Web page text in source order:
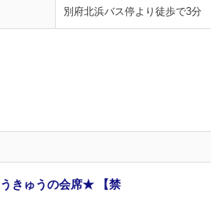
別府北浜バス停より徒歩で3分
きゅうの会席★ 【禁